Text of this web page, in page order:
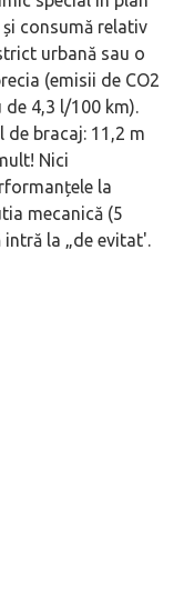
consumă relativ
urbană sau o
(emisii de CO2
4,3 l/100 km).
de bracaj: 11,2 m
Nici
la
mecanică (5
la „de evitat'.